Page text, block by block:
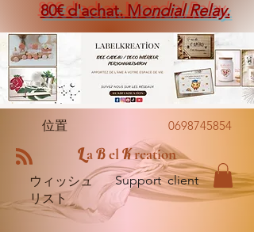
80€ d'achat. Mondial Relay.
位置 0698745854
LaBel Kreation
ウィッシュ
リスト
Support client